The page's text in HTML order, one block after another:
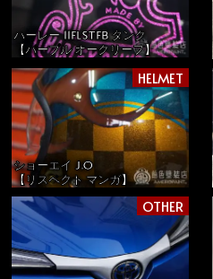
ハーレー 11FLSTFB タンク
【パープル オークリーフ】
HELMET
ショーエイ J.O
【リスペクト マンガ】
OTHER